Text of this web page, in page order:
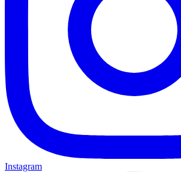
Instagram